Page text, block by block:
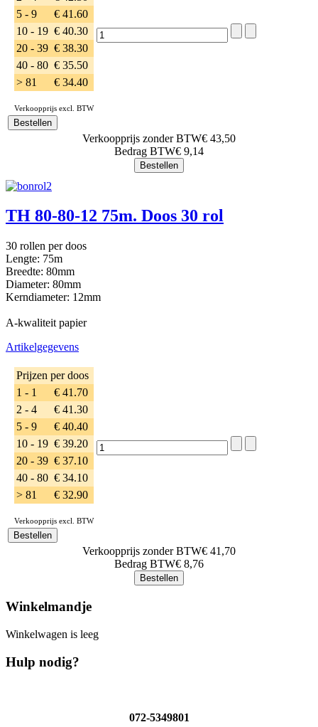
5 - 9
€ 41.60
10 - 19 € 40.30
20 - 39 € 38.30
40 - 80 € 35.50
> 81
€ 34.40
Verkoopprijs excl. BTW
Verkoopprijs zonder BTW€ 43,50
Bedrag BTW€ 9,14
TH 80-80-12 75m. Doos 30 rol
30 rollen per doos
Lengte: 75m
Breedte: 80mm
Diameter: 80mm
Kerndiameter: 12mm
A-kwaliteit papier
Artikelgegevens
Prijzen per doos
1 - 1
€ 41.70
2 - 4
€ 41.30
5 - 9
€ 40.40
10 - 19 € 39.20
20 - 39 € 37.10
40 - 80 € 34.10
> 81
€ 32.90
Verkoopprijs excl. BTW
Verkoopprijs zonder BTW€ 41,70
Bedrag BTW€ 8,76
Winkelmandje
Winkelwagen is leeg
Hulp nodig?
072-5349801